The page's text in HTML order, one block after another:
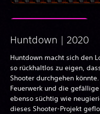
Huntdown | 2020
Huntdown macht sich den
so rückhaltlos zu eigen,
Shooter durchgehen
Feuerwerk und die
ebenso süchtig wie
dieses Shooter-Projekt